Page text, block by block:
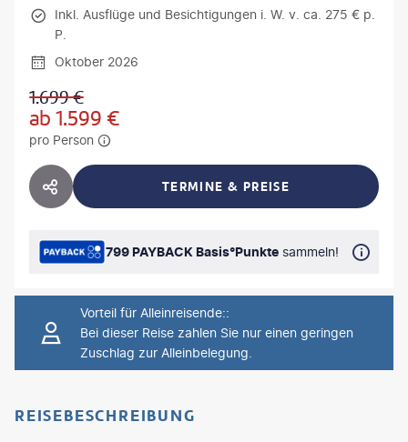
Inkl. Ausflüge und Besichtigungen i. W. v. ca. 275 € p.
P.
Oktober 2026
1.699€
ab1.599 €
pro Person
HOTEL TEILEN TERMINE & PREISE
799 PAYBACK Basis°Punkte sammeln!
Vorteil für Alleinreisende::
Bei dieser Reise zahlen Sie nur einen geringen
Zuschlag zur Alleinbelegung.
REISEBESCHREIBUNG